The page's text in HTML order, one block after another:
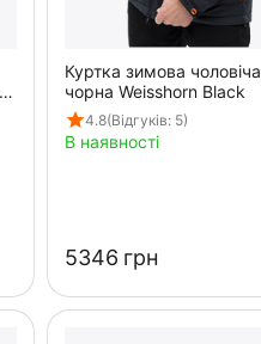
Куртка зимова чоловіча
чорна Weisshorn Black
4.8(Відгуків: 5)
В наявності
‍5346‍ грн